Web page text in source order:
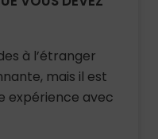
à l’étranger
mais il est
expérience avec